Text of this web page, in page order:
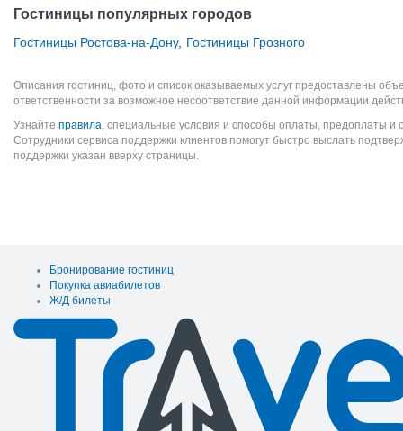
Гостиницы популярных городов
Гостиницы Ростова-на-Дону, Гостиницы Грозного
Описания гостиниц, фото и список оказываемых услуг предоставлены
ответственности за возможное несоответствие данной информации
Узнайте правила, специальные условия и способы оплаты, предоплаты и
Сотрудники сервиса поддержки клиентов помогут быстро выслать
поддержки указан вверху страницы.
Бронирование гостиниц
Покупка авиабилетов
Ж/Д билеты